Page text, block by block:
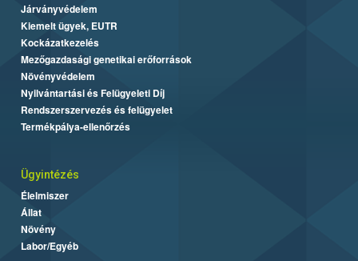
Járványvédelem
Kiemelt ügyek, EUTR
Kockázatkezelés
Mezőgazdasági genetikai erőforrások
Növényvédelem
Nyilvántartási és Felügyeleti Díj
Rendszerszervezés és felügyelet
Termékpálya-ellenőrzés
Ügyintézés
Élelmiszer
Állat
Növény
Labor/Egyéb